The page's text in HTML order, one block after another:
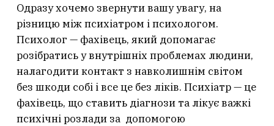
Одразу хочемо звернути вашу увагу, на
різницю між психіатром і психологом.
Психолог — фахівець, який допомагає
розібратись у внутрішніх проблемах людини,
налагодити контакт з навколишнім світом
без шкоди собі і все це без ліків. Психіатр — це
фахівець, що ставить діагнози та лікує важкі
психічні розлади за допомогою